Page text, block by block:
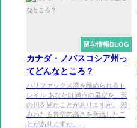
留学情報BLOG
カナダ・ノバスコシア州っ
てどんなところ？
ハリファックス湾を眺められるト
レイル あなたは満点の星空を、天
の川を見たことがありますか。 澄
みわたる青空の高さを意識したこ
とがありますか。...